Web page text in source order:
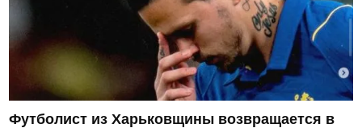
Футболист из Харьковщины возвращается в